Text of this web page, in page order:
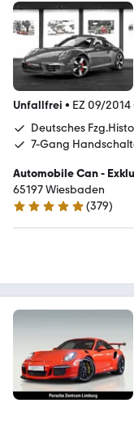
Unfallfrei • EZ 09/2014
Deutsches
7-Gang
Automobile Can -
65197 Wiesbaden
4.8 Sterne
(379)